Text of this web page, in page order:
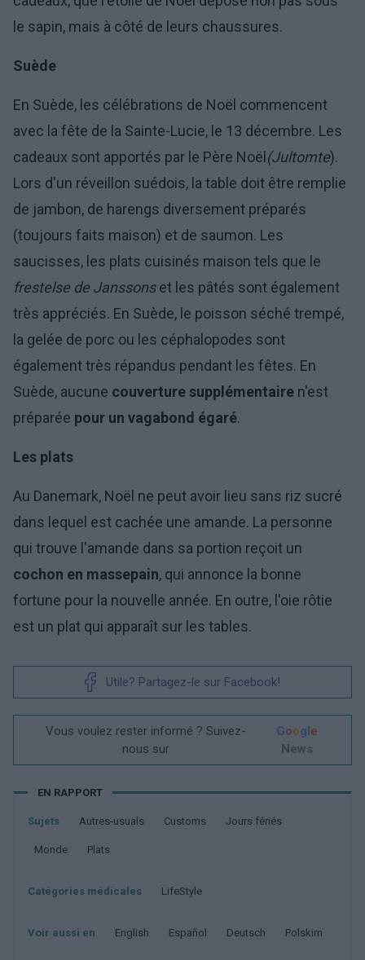
le sapin, mais à côté de leurs chaussures.
Suède
En Suède, les célébrations de Noël commencent
avec la fête de la Sainte-Lucie, le 13 décembre. Les
cadeaux sont apportés par le Père Noël (Jultomte).
Lors d'un réveillon suédois, la table doit être remplie
de jambon, de harengs diversement préparés
(toujours faits maison) et de saumon. Les
saucisses, les plats cuisinés maison tels que le
frestelse de Janssonset les pâtés sont également
très appréciés. En Suède, le poisson séché trempé,
la gelée de porc ou les céphalopodes sont
également très répandus pendant les fêtes. En
Suède, aucune couverture supplémentaire n'est
préparée pour un vagabond égaré.
Les plats
Au Danemark, Noël ne peut avoir lieu sans riz sucré
dans lequel est cachée une amande. La personne
qui trouve l'amande dans sa portion reçoit un
cochon en massepain, qui annonce la bonne
fortune pour la nouvelle année. En outre, l'oie rôtie
est un plat qui apparaît sur les tables.
Utile? Partagez-le sur Facebook!
Vous voulez rester informé ? Suivez-
nous sur
Google
News
EN RAPPORT
Sujets Autres-usuals Customs Jours fériés
Monde Plats
Catégories médicales LifeStyle
Voir aussi en english español deutsch polskim